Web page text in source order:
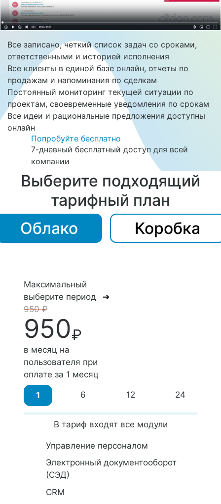
Все записано, четкий список задач со сроками,
ответственными и историей исполнения
Все клиенты в единой базе онлайн, отчеты по
продажам и напоминания по сделкам
Постоянный мониторинг текущей ситуации по
проектам, своевременные уведомления по срокам
Все идеи и рациональные предложения доступны
онлайн
Попробуйте бесплатно
7-дневный бесплатный доступ для всей
компании
Выберите подходящий
тарифный план
Облако
Коробка
Максимальный
выберите период
➔
950 ₽
950₽
в месяц на
пользователя при
оплате за 1 месяц
1 6 12 24
В тариф входят все модули
Управление персоналом
Электронный документооборот
(СЭД)
CRM